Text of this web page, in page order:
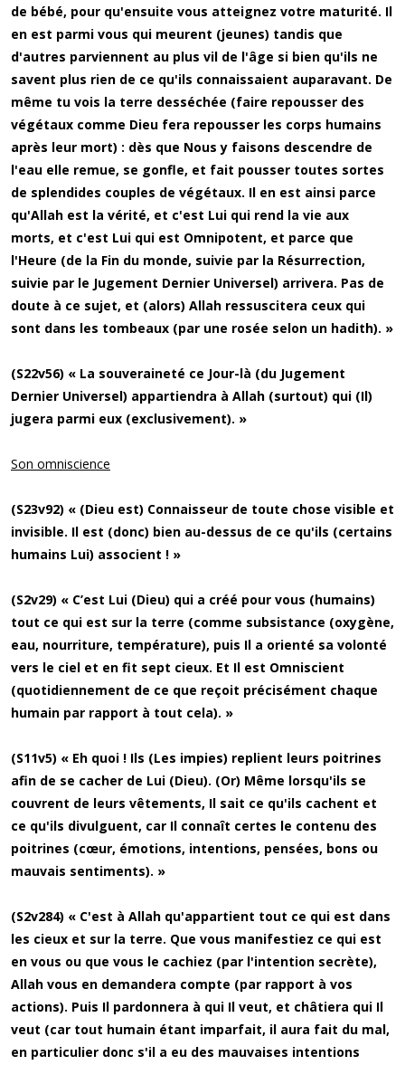
de bébé, pour qu'ensuite vous atteignez votre maturité. Il
en est parmi vous qui meurent (jeunes) tandis que
d'autres parviennent au plus vil de l'âge si bien qu'ils ne
savent plus rien de ce qu'ils connaissaient auparavant. De
même tu vois la terre desséchée (faire repousser des
végétaux comme Dieu fera repousser les corps humains
après leur mort) : dès que Nous y faisons descendre de
l'eau elle remue, se gonfle, et fait pousser toutes sortes
de splendides couples de végétaux. Il en est ainsi parce
qu'Allah est la vérité, et c'est Lui qui rend la vie aux
morts, et c'est Lui qui est Omnipotent, et parce que
l'Heure (de la Fin du monde, suivie par la Résurrection,
suivie par le Jugement Dernier Universel) arrivera. Pas de
doute à ce sujet, et (alors) Allah ressuscitera ceux qui
sont dans les tombeaux (par une rosée selon un hadith). »
(S22v56) « La souveraineté ce Jour-là (du Jugement
Dernier Universel) appartiendra à Allah (surtout) qui (Il)
jugera parmi eux (exclusivement). »
Son omniscience
(S23v92) « (Dieu est) Connaisseur de toute chose visible et
invisible. Il est (donc) bien au-dessus de ce qu'ils (certains
humains Lui) associent ! »
(S2v29) « C’est Lui (Dieu) qui a créé pour vous (humains)
tout ce qui est sur la terre (comme subsistance (oxygène,
eau, nourriture, température), puis Il a orienté sa volonté
vers le ciel et en fit sept cieux. Et Il est Omniscient
(quotidiennement de ce que reçoit précisément chaque
humain par rapport à tout cela). »
(S11v5) « Eh quoi ! Ils (Les impies) replient leurs poitrines
afin de se cacher de Lui (Dieu). (Or) Même lorsqu'ils se
couvrent de leurs vêtements, Il sait ce qu'ils cachent et
ce qu'ils divulguent, car Il connaît certes le contenu des
poitrines (cœur, émotions, intentions, pensées, bons ou
mauvais sentiments). »
(S2v284) « C'est à Allah qu'appartient tout ce qui est dans
les cieux et sur la terre. Que vous manifestiez ce qui est
en vous ou que vous le cachiez (par l'intention secrète),
Allah vous en demandera compte (par rapport à vos
actions). Puis Il pardonnera à qui Il veut, et châtiera qui Il
veut (car tout humain étant imparfait, il aura fait du mal,
en particulier donc s'il a eu des mauvaises intentions